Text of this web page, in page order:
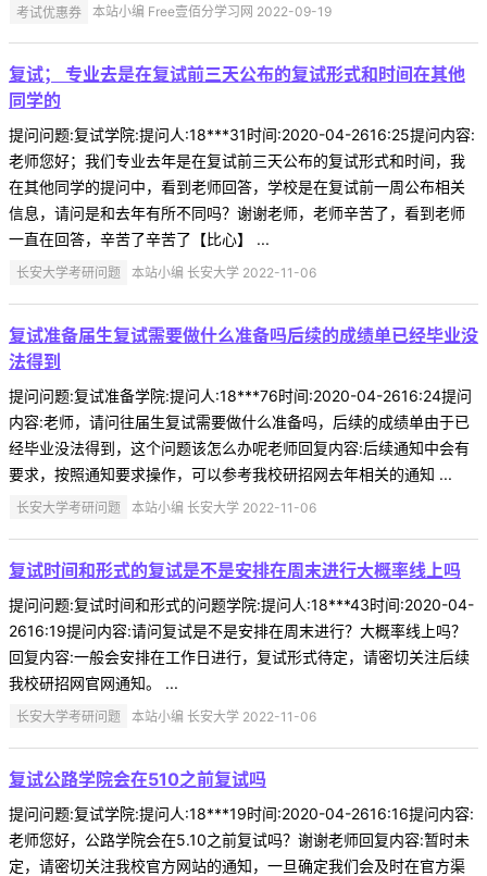
考试优惠券 本站小编 Free壹佰分学习网 2022-09-19
复试； 专业去是在复试前三天公布的复试形式和时间在其他
同学的
提问问题:复试学院:提问人:18***31时间:2020-04-2616:25提问内容:
老师您好；我们专业去年是在复试前三天公布的复试形式和时间，我
在其他同学的提问中，看到老师回答，学校是在复试前一周公布相关
信息，请问是和去年有所不同吗？谢谢老师，老师辛苦了，看到老师
一直在回答，辛苦了辛苦了【比心】 ...
长安大学考研问题 本站小编 长安大学 2022-11-06
复试准备届生复试需要做什么准备吗后续的成绩单已经毕业没
法得到
提问问题:复试准备学院:提问人:18***76时间:2020-04-2616:24提问
内容:老师，请问往届生复试需要做什么准备吗，后续的成绩单由于已
经毕业没法得到，这个问题该怎么办呢老师回复内容:后续通知中会有
要求，按照通知要求操作，可以参考我校研招网去年相关的通知 ...
长安大学考研问题 本站小编 长安大学 2022-11-06
复试时间和形式的复试是不是安排在周末进行大概率线上吗
提问问题:复试时间和形式的问题学院:提问人:18***43时间:2020-04-
2616:19提问内容:请问复试是不是安排在周末进行？大概率线上吗？
回复内容:一般会安排在工作日进行，复试形式待定，请密切关注后续
我校研招网官网通知。 ...
长安大学考研问题 本站小编 长安大学 2022-11-06
复试公路学院会在510之前复试吗
提问问题:复试学院:提问人:18***19时间:2020-04-2616:16提问内容:
老师您好，公路学院会在5.10之前复试吗？谢谢老师回复内容:暂时未
定，请密切关注我校官方网站的通知，一旦确定我们会及时在官方渠